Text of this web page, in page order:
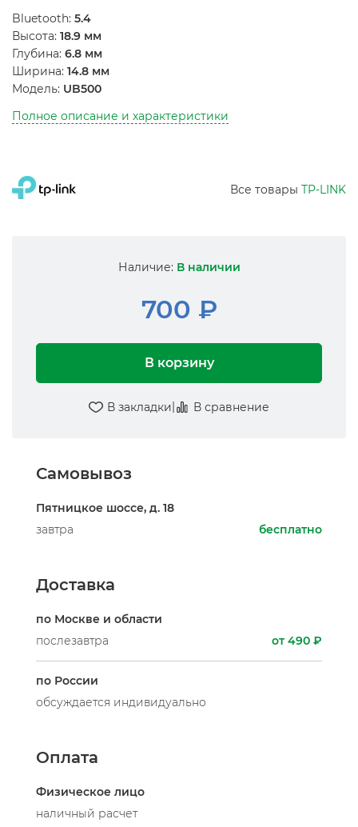
Bluetooth: 5.4
Высота: 18.9 мм
Глубина: 6.8 мм
Ширина: 14.8 мм
Модель: UB500
Полное описание и характеристики
Все товары TP-LINK
Наличие: В наличии
700 ₽
В корзину
В закладки| В сравнение
Самовывоз
Пятницкое шоссе, д. 18
завтра
бесплатно
Доставка
по Москве и области
послезавтра
от 490 ₽
по России
обсуждается индивидуально
Оплата
Физическое лицо
наличный расчет